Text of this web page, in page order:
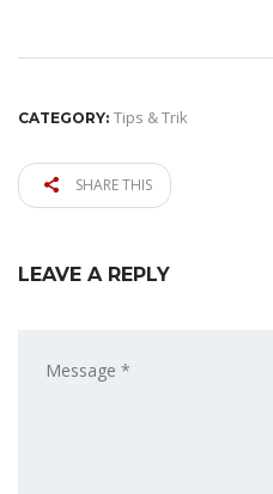
CATEGORY: Tips & Trik
SHARE THIS
LEAVE A REPLY